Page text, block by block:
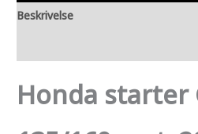
013
Beskrivelse
Honda starter